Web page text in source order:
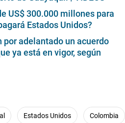
US$ 300.000 millones para
Estados Unidos?
por adelantado un acuerdo
ya está en vigor, según
Estados Unidos Colombia